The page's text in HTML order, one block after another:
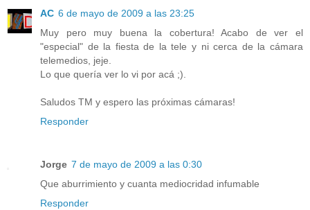
AC 6 de mayo de 2009 a las 23:25
Muy pero muy buena la cobertura! Acabo de ver el
"especial" de la fiesta de la tele y ni cerca de la cámara
telemedios, jeje.
Lo que quería ver lo vi por acá ;).
Saludos TM y espero las próximas cámaras!
Responder
Jorge 7 de mayo de 2009 a las 0:30
Que aburrimiento y cuanta mediocridad infumable
Responder